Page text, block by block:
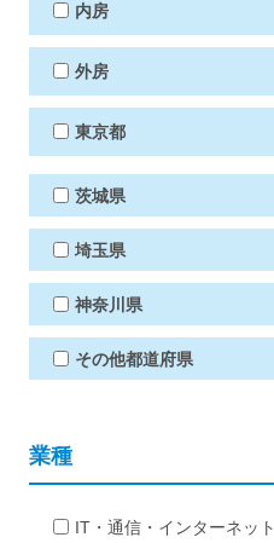
内房
外房
東京都
茨城県
埼玉県
神奈川県
その他都道府県
業種
IT・通信・インターネット